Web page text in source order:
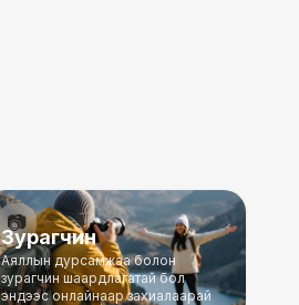
📷
Зурагчин
Аяллын дурсамжаа болон
зурагчин шаардлагатай бол
эндээс онлайнаар захиалаарай